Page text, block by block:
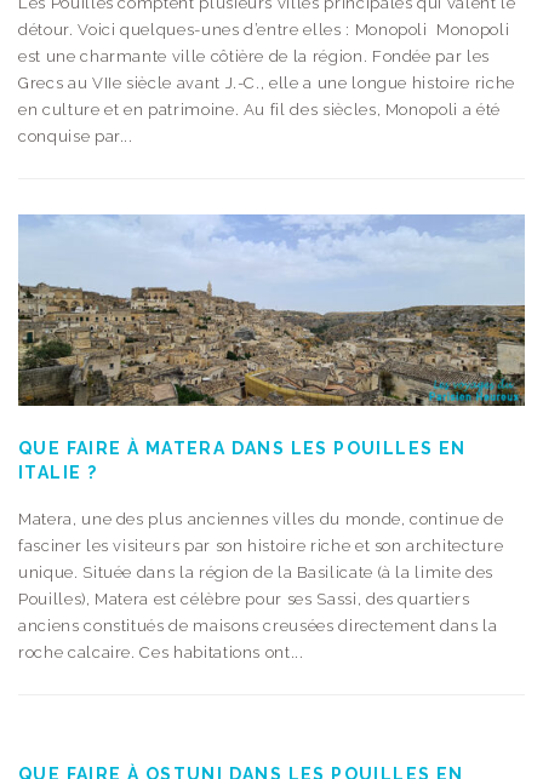
détour. Voici quelques-unes d’entre elles : Monopoli Monopoli
est une charmante ville côtière de la région. Fondée par les
Grecs au VIIe siècle avant J.-C., elle a une longue histoire riche
en culture et en patrimoine. Au fil des siècles, Monopoli a été
conquise par...
QUE FAIRE À MATERA DANS LES POUILLES EN
ITALIE ?
Matera, une des plus anciennes villes du monde, continue de
fasciner les visiteurs par son histoire riche et son architecture
unique. Située dans la région de la Basilicate (à la limite des
Pouilles), Matera est célèbre pour ses Sassi, des quartiers
anciens constitués de maisons creusées directement dans la
roche calcaire. Ces habitations ont...
QUE FAIRE À OSTUNI DANS LES POUILLES EN